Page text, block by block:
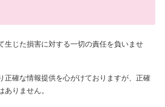
生じた損害に対する一切の責任を負いませ
正確な情報提供を心がけておりますが、正確
りません。